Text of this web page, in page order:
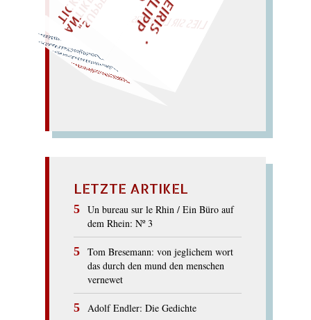
ENZYKLOPÄDIE
Lob entzückt die Deppen.
Zen glückt; Klo lädiert; Po
entzückt.
LIES SIR LEIRIS LEIS
LETZTE ARTIKEL
Un bureau sur le Rhin / Ein Büro auf
dem Rhein: Nº 3
Tom Bresemann: von jeglichem wort
das durch den mund den menschen
vernewet
Adolf Endler: Die Gedichte